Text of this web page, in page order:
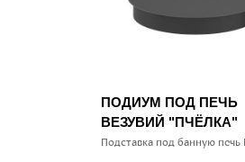
ПОДИУМ ПОД ПЕЧЬ
ВЕЗУВИЙ "ПЧЁЛКА"
Подставка под банную печь